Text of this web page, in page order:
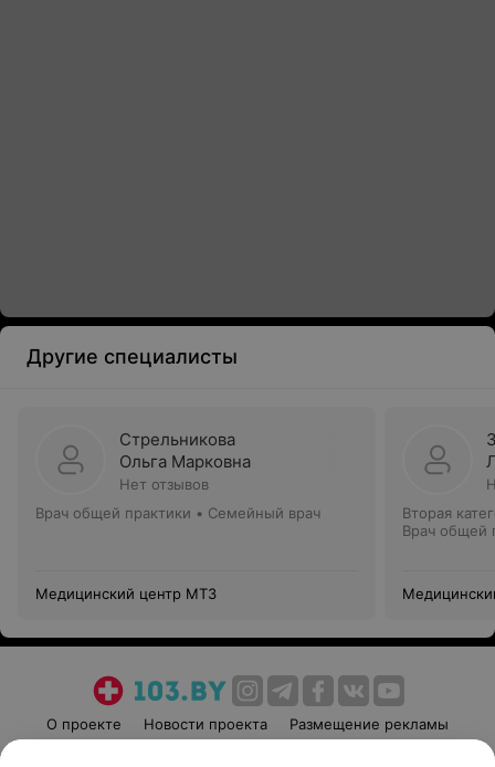
Другие специалисты
Стрельникова
Ольга Марковна
Нет отзывов
Врач общей практики • Семейный врач
Медицинский центр МТЗ
Вторая
Врач общей
О проекте Новости проекта
Размещение рекламы